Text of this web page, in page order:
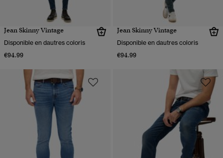
Jean Skinny Vintage
Disponible en dautres coloris
€94.99
Jean Skinny Vintage
Disponible en dautres coloris
€94.99